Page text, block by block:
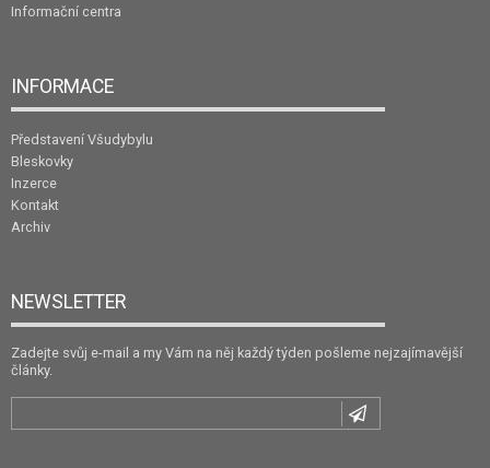
Informační centra
INFORMACE
Představení Všudybylu
Bleskovky
Inzerce
Kontakt
Archiv
NEWSLETTER
Zadejte svůj e-mail a my Vám na něj každý týden pošleme nejzajímavější
články.